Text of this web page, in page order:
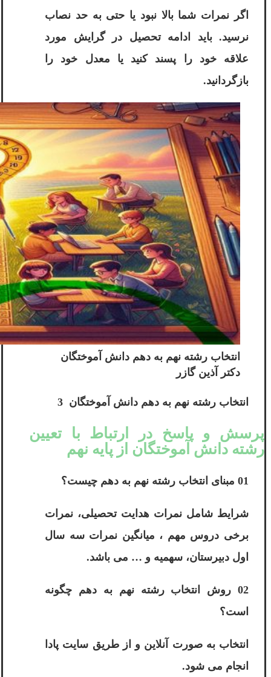
اگر نمرات شما بالا نبود یا حتی به حد نصاب
نرسید. باید ادامه تحصیل در گرایش مورد
علاقه خود را پسند کنید یا معدل خود را
بازگردانید.
انتخاب رشته نهم به دهم دانش آموختگان
دکتر آذین گازر
انتخاب رشته نهم به دهم دانش آموختگان 3
پرسش و پاسخ در ارتباط با تعیین
رشته دانش آموختگان از پایه نهم
01 مبنای انتخاب رشته نهم به دهم چیست؟
شرایط شامل نمرات هدایت تحصیلی، نمرات
برخی دروس مهم ، میانگین نمرات سه سال
اول دبیرستان، سهمیه و … می باشد.
02 روش انتخاب رشته نهم به دهم چگونه
است؟
انتخاب به صورت آنلاین و از طریق سایت پادا
انجام می شود.